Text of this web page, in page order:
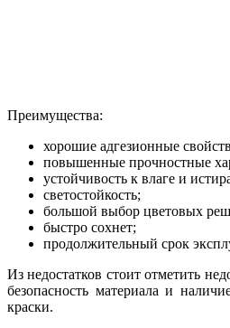
Преимущества:
хорошие адгезионные
повышенные прочностные
устойчивость к влаге и
светостойкость;
большой выбор цветовых
быстро сохнет;
продолжительный срок
Из недостатков стоит отметить
безопасность материала и
краски.